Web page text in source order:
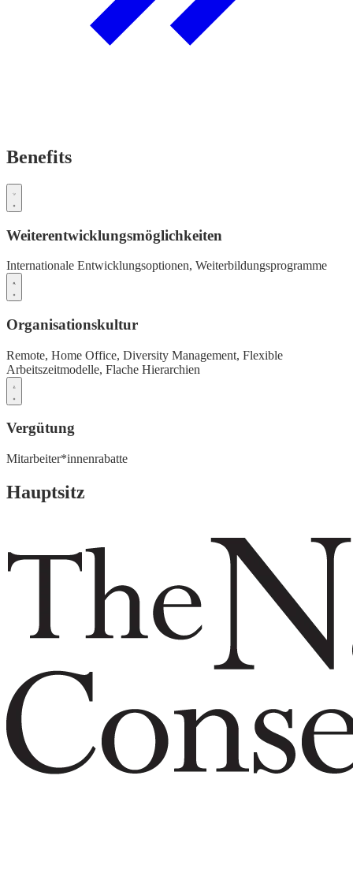
Benefits
Weiterentwicklungsmöglichkeiten
Internationale Entwicklungsoptionen, Weiterbildungsprogramme
Organisationskultur
Remote, Home Office, Diversity Management, Flexible
Arbeitszeitmodelle, Flache Hierarchien
Vergütung
Mitarbeiter*innenrabatte
Hauptsitz